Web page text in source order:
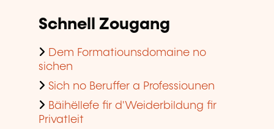
Schnell Zougang
Dem Formatiounsdomaine no
sichen
Sich no Beruffer a Professiounen
Bäihëllefe fir d'Weiderbildung fir
Privatleit